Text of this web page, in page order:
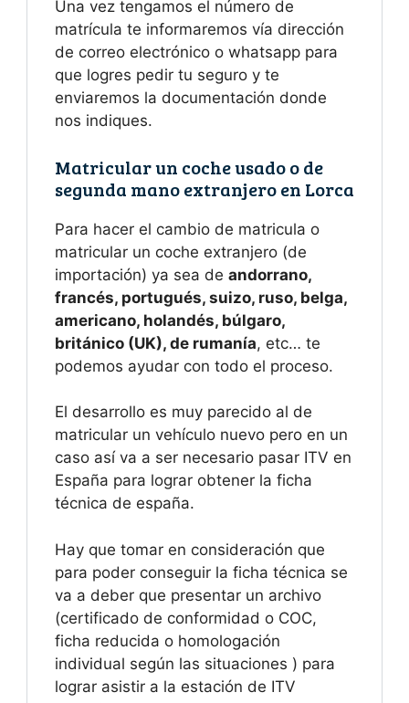
Una vez tengamos el número de
matrícula te informaremos vía dirección
de correo electrónico o whatsapp para
que logres pedir tu seguro y te
enviaremos la documentación donde
nos indiques.
Matricular un coche usado o de
segunda mano extranjero en Lorca
Para hacer el cambio de matricula o
matricular un coche extranjero (de
importación) ya sea de andorrano,
francés, portugués, suizo, ruso, belga,
americano, holandés, búlgaro,
británico (UK), de rumanía, etc… te
podemos ayudar con todo el proceso.
El desarrollo es muy parecido al de
matricular un vehículo nuevo pero en un
caso así va a ser necesario pasar ITV en
España para lograr obtener la ficha
técnica de españa.
Hay que tomar en consideración que
para poder conseguir la ficha técnica se
va a deber que presentar un archivo
(certificado de conformidad o COC,
ficha reducida o homologación
individual según las situaciones ) para
lograr asistir a la estación de ITV